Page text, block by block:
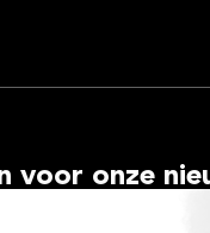
voor onze